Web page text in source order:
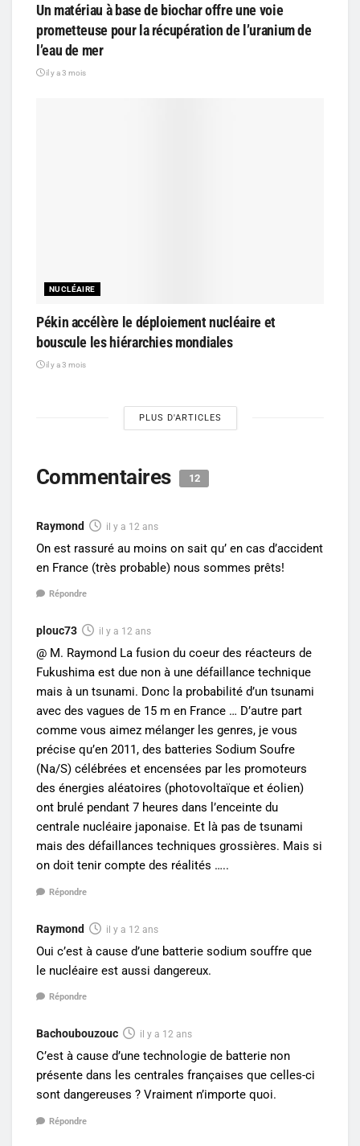
Un matériau à base de biochar offre une voie
prometteuse pour la récupération de l’uranium de
l’eau de mer
il y a 3 mois
NUCLÉAIRE
Pékin accélère le déploiement nucléaire et
bouscule les hiérarchies mondiales
il y a 3 mois
PLUS D'ARTICLES
Commentaires 12
Raymond il y a 12 ans
On est rassuré au moins on sait qu’ en cas d’accident
en France (très probable) nous sommes prêts!
Répondre
plouc73 il y a 12 ans
@ M. Raymond La fusion du coeur des réacteurs de
Fukushima est due non à une défaillance technique
mais à un tsunami. Donc la probabilité d’un tsunami
avec des vagues de 15 m en France … D’autre part
comme vous aimez mélanger les genres, je vous
précise qu’en 2011, des batteries Sodium Soufre
(Na/S) célébrées et encensées par les promoteurs
des énergies aléatoires (photovoltaïque et éolien)
ont brulé pendant 7 heures dans l’enceinte du
centrale nucléaire japonaise. Et là pas de tsunami
mais des défaillances techniques grossières. Mais si
on doit tenir compte des réalités …..
Répondre
Raymond il y a 12 ans
Oui c’est à cause d’une batterie sodium souffre que
le nucléaire est aussi dangereux.
Répondre
Bachoubouzouc il y a 12 ans
C’est à cause d’une technologie de batterie non
présente dans les centrales françaises que celles-ci
sont dangereuses ? Vraiment n’importe quoi.
Répondre